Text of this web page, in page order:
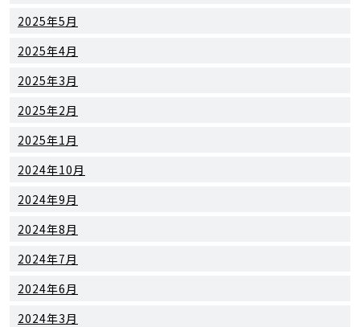
2025年5月
2025年4月
2025年3月
2025年2月
2025年1月
2024年10月
2024年9月
2024年8月
2024年7月
2024年6月
2024年3月